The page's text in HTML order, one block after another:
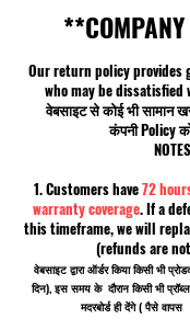
Our return policy provides
who may be
वेबसाइट से कोई भी सामान
कंपनी Policy
1. Customers have72
warranty coverage. If a
this timeframe, we will
(refunds are
वेबसाइट द्वारा ऑर्डर किया किसी भी
दिन), इस समय के दौरान किसी भी
मदरबोर्ड ही देंगे ( पैसे